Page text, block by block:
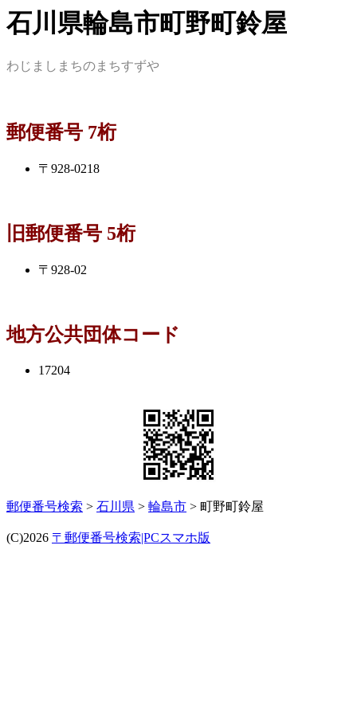
石川県輪島市町野町鈴屋
わじましまちのまちすずや
郵便番号 7桁
〒928-0218
旧郵便番号 5桁
〒928-02
地方公共団体コード
17204
郵便番号検索 > 石川県 > 輪島市 > 町野町鈴屋
(C)2026 〒郵便番号検索|PCスマホ版